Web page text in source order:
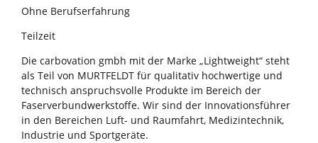
Ohne Berufserfahrung
Teilzeit
Die carbovation gmbh mit der Marke „Lightweight“ steht
als Teil von MURTFELDT für qualitativ hochwertige und
technisch anspruchsvolle Produkte im Bereich der
Faserverbundwerkstoffe. Wir sind der Innovationsführer
in den Bereichen Luft- und Raumfahrt, Medizintechnik,
Industrie und Sportgeräte.